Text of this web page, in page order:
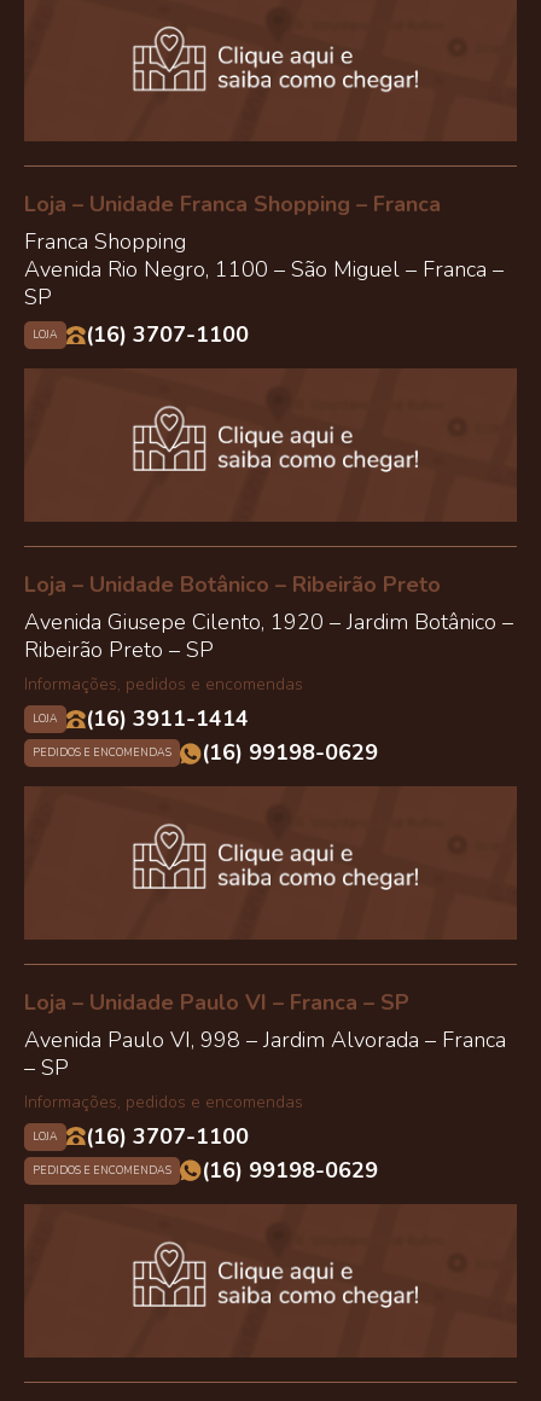
Loja – Unidade Franca Shopping – Franca
Franca Shopping
Avenida Rio Negro, 1100 – São Miguel – Franca –
SP
LOJA (16) 3707-1100
Loja – Unidade Botânico – Ribeirão Preto
Avenida Giusepe Cilento, 1920 – Jardim Botânico –
Ribeirão Preto – SP
Informações, pedidos e encomendas
LOJA (16) 3911-1414
PEDIDOS E ENCOMENDAS (16) 99198-0629
Loja – Unidade Paulo VI – Franca – SP
Avenida Paulo VI, 998 – Jardim Alvorada – Franca
– SP
Informações, pedidos e encomendas
LOJA (16) 3707-1100
PEDIDOS E ENCOMENDAS (16) 99198-0629